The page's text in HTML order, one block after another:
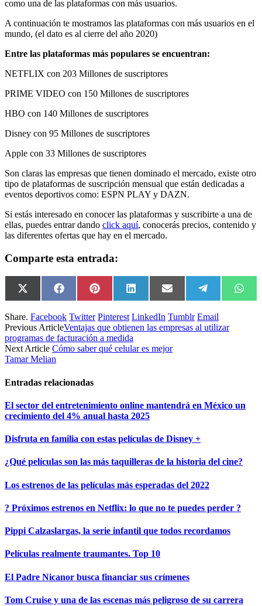
como una de las plataformas con más usuarios.
A continuación te mostramos las plataformas con más usuarios en el
mundo, (el dato es al cierre del año 2020)
Entre las plataformas más populares se encuentran:
NETFLIX con 203 Millones de suscriptores
PRIME VIDEO con 150 Millones de suscriptores
HBO con 140 Millones de suscriptores
Disney con 95 Millones de suscriptores
Apple con 33 Millones de suscriptores
Son claras las empresas que tienen dominado el mercado, existe otro
tipo de plataformas de suscripción mensual que están dedicadas a
eventos deportivos como: ESPN PLAY y DAZN.
Si estás interesado en conocer las plataformas y suscribirte a una de
ellas, puedes entrar dando click aquí, conocerás precios, contenido y
las diferentes ofertas que hay en el mercado.
Comparte esta entrada:
Compartir
en
X
(Twitter)
Compartir
en
FacebookCompartir
en
Pinterest Compartir
en
LinkedIn Compartir
en
Email
Compartir
en
Telegram
en
Share. Facebook Twitter Pinterest LinkedIn Tumblr Email
Previous ArticleVentajas que obtienen las empresas al utilizar
programas de facturación a medida
Next Article Cómo saber qué celular es mejor
Tamar Melian
Entradas relacionadas
El sector del entretenimiento online mantendrá en México un
crecimiento del 4% anual hasta 2025
Disfruta en familia con estas películas de Disney +
¿Qué películas son las más taquilleras de la historia del cine?
Los estrenos de las películas más esperadas del 2022
? Próximos estrenos en Netflix: lo que no te puedes perder ?
Pippi Calzaslargas, la serie infantil que todos recordamos
Películas realmente traumantes. Top 10
El Padre Nicanor busca financiar sus crímenes
Tom Cruise y una de las escenas más peligroso de su carrera